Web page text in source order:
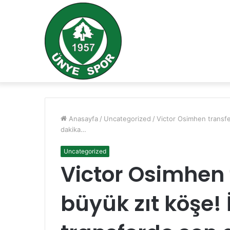
Anasayfa / Uncategorized / Victor Osimhen
dakika…
Uncategorized
Victor
büyük zıt